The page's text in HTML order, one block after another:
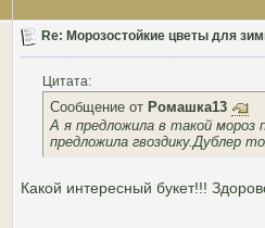
Re: Морозостойкие цветы для
Цитата:
Сообщение от Ромашка13
А я предложила в такой
предложила гвоздику.Дублер
Какой интересный букет!!!